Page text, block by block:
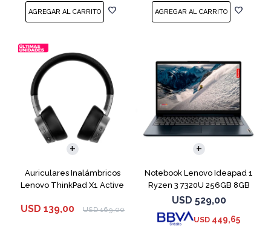
Auriculares Inalámbricos
Lenovo ThinkPad X1 Active
USD 139,00 USD 169,00
Notebook Lenovo Ideapad 1
Ryzen 3 7320U 256GB 8GB
Blue 15.6"
USD 529,00
USD 449,65